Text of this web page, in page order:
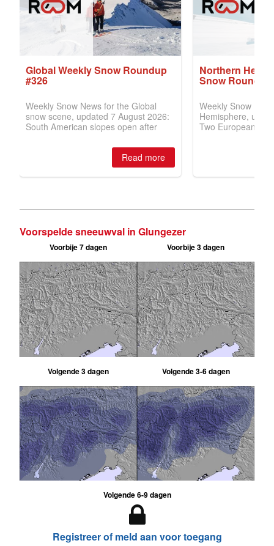
Voorspelde sneeuwval in Glungezer
Voorbije 7 dagen Voorbije 3 dagen
Volgende 3 dagen Volgende 3-6 dagen
Volgende 6-9 dagen
Registreer of meld aan voor toegang